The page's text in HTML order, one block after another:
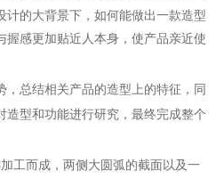
的大背景下，如何能做出一款造型
感更加贴近人本身，使产品亲近使
总结相关产品的造型上的特征，同
型和功能进行研究，最终完成整个
工而成，两侧大圆弧的截面以及一